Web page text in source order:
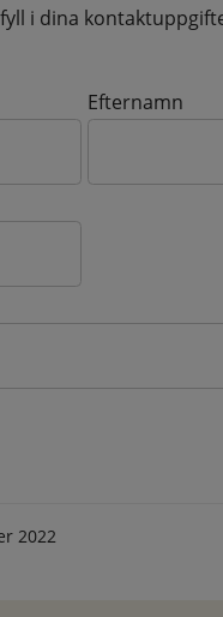
i dina
Efternamn
2022